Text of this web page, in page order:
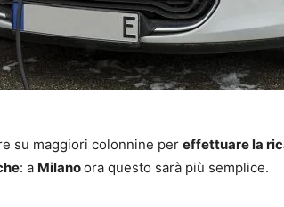
su maggiori colonnine per effettuare la
: a Milanoora questo sarà più semplice.